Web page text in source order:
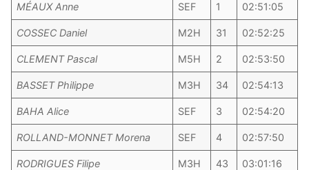
MÉAUX Anne SEF 1 02:51:05
COSSEC Daniel M2H 31 02:52:25
CLEMENT Pascal M5H 2 02:53:50
BASSET Philippe M3H 34 02:54:13
BAHA Alice SEF 3 02:54:20
ROLLAND-MONNET Morena SEF 4 02:57:50
RODRIGUES Filipe M3H 43 03:01:16